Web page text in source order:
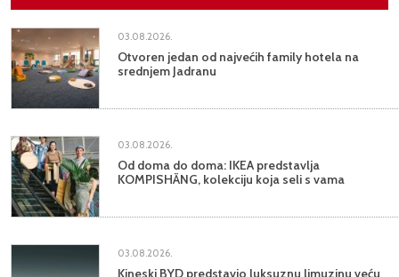
03.08.2026.
Otvoren jedan od najvećih family hotela na
srednjem Jadranu
03.08.2026.
Od doma do doma: IKEA predstavlja
KOMPISHÄNG, kolekciju koja seli s vama
03.08.2026.
Kineski BYD predstavio luksuznu limuzinu veću